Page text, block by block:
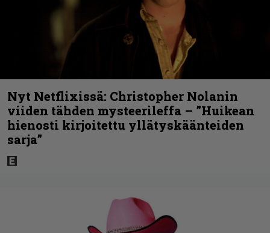
Nyt Netflixissä: Christopher Nolanin
viiden tähden mysteerileffa – ”Huikean
hienosti kirjoitettu yllätyskäänteiden
sarja”